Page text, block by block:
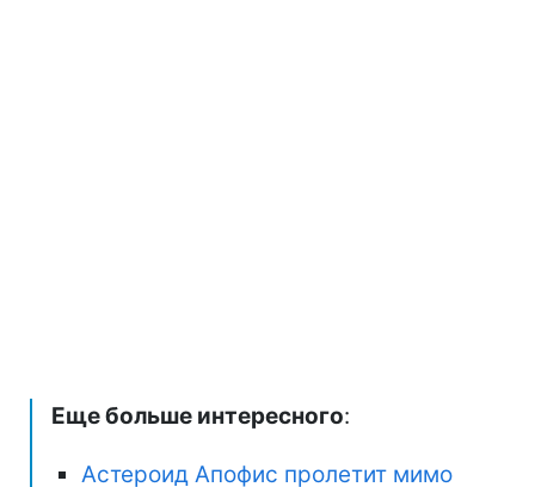
Еще больше интересного:
Астероид Апофис пролетит мимо